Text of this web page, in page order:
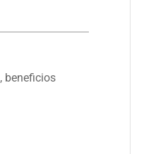
, beneficios